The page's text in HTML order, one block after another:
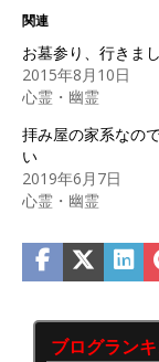
関連
お墓参り、行きま
2015年8月10日
心霊・幽霊
拝み屋の家系なの
い
2019年6月7日
心霊・幽霊
ブログラン